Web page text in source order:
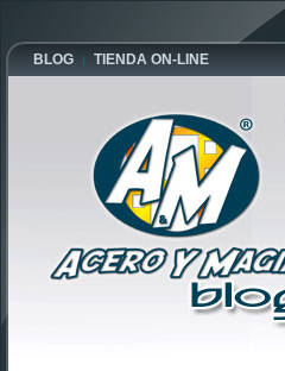
BLOG TIENDA ON-LINE